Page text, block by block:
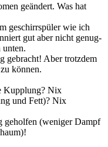
geändert. Was hat
geschirrspüler wie ich
gut aber nicht genug-
unten.
gebracht! Aber trotzdem
können.
Kupplung? Nix
und Fett)? Nix
geholfen (weniger Dampf